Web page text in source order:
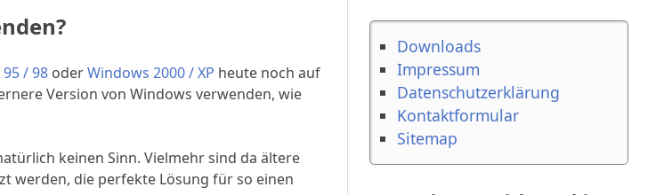
/ 98 oderWindows 2000 / XP heute noch auf
Version von Windows verwenden, wie
keinen Sinn. Vielmehr sind da ältere
werden, die perfekte Lösung für so einen
Downloads
Impressum
Datenschutzerklärung
Kontaktformular
Sitemap